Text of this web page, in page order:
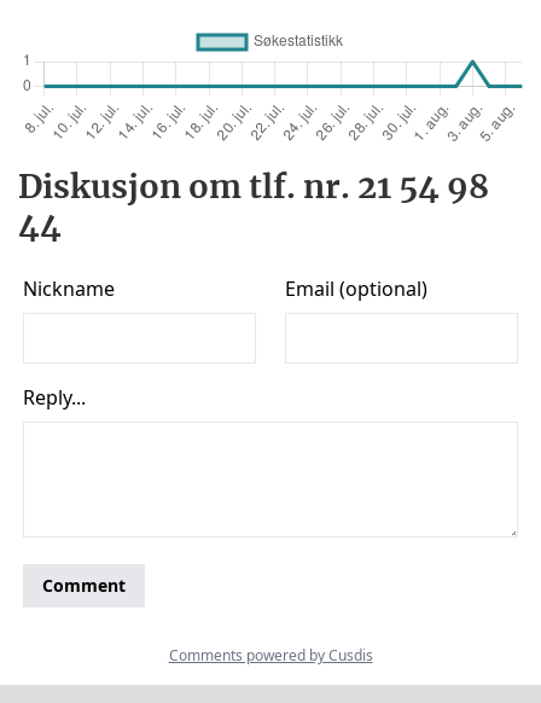
Diskusjon om tlf. nr. 21 54 98
44